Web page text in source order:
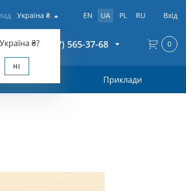
Україна ₴
Україна ₴?
НІ
EN UA PL RU Вхід
+38 (067) 565-37-68
Приклади
0